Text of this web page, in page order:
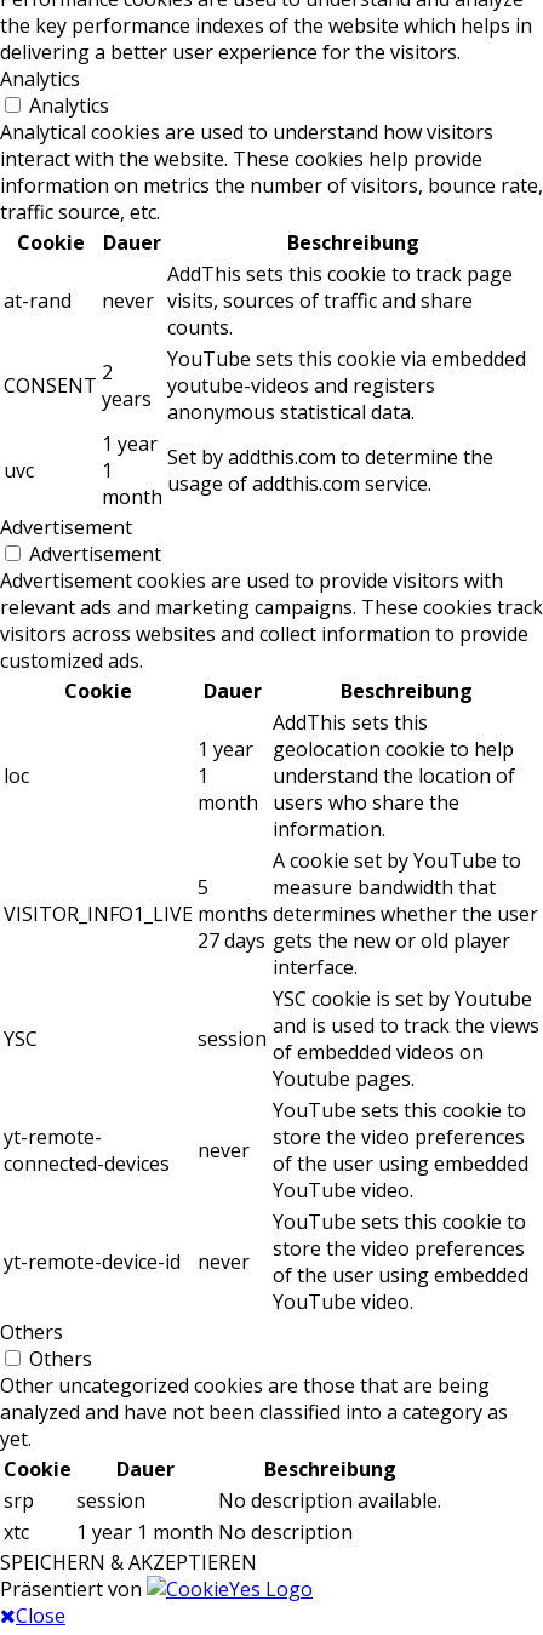
the key performance indexes of the website which helps in
delivering a better user experience for the visitors.
Analytics
Analytics
Analytical cookies are used to understand how visitors
interact with the website. These cookies help provide
information on metrics the number of visitors, bounce rate,
traffic source, etc.
Cookie
Dauer Beschreibung
at-rand never
AddThis sets this cookie to track page
visits, sources of traffic and share
counts.
CONSENT 2
years
YouTube sets this cookie via embedded
youtube-videos and registers
anonymous statistical data.
uvc
1 year
1
month
Set by addthis.com to determine the
usage of addthis.com service.
Advertisement
Advertisement
Advertisement cookies are used to provide visitors with
relevant ads and marketing campaigns. These cookies track
visitors across websites and collect information to provide
customized ads.
Cookie
Dauer Beschreibung
loc
1 year
1
month
AddThis sets this
geolocation cookie to help
understand the location of
users who share the
information.
VISITOR_INFO1_LIVE
5
months
27 days
A cookie set by YouTube to
measure bandwidth that
determines whether the user
gets the new or old player
interface.
YSC session
YSC cookie is set by Youtube
and is used to track the views
of embedded videos on
Youtube pages.
yt-remote-
connected-devices
never
YouTube sets this cookie to
store the video preferences
of the user using embedded
YouTube video.
yt-remote-device-id never
YouTube sets this cookie to
store the video preferences
of the user using embedded
YouTube video.
Others
Others
Other uncategorized cookies are those that are being
analyzed and have not been classified into a category as
yet.
Cookie
Dauer
Beschreibung
srp
session
No description available.
xtc
1 year 1 month No description
SPEICHERN & AKZEPTIEREN
Präsentiert von
Close